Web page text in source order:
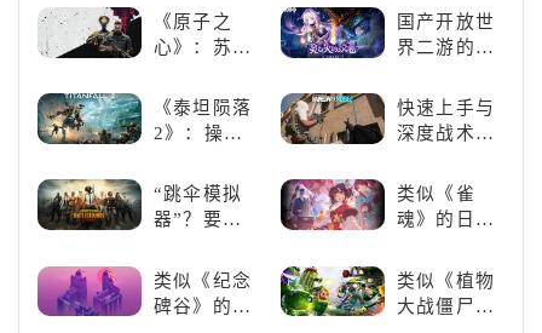
荐！快来养
赛博宠物
《原子之
心》：苏联
游戏盛宴与
瑕疵
国产开放世
界二游的里
神》
《泰坦陨落
2》：操控
未来战场；
跑酷突袭，
快速上手与
深度战术兼
六号M》是
否值得入
“跳伞模拟
器”？要
“刚”？
类似《雀
魂》的日系
好看的ACG
看板娘们等
着你！
类似《纪念
碑谷》的解
类似《植物
大战僵尸》